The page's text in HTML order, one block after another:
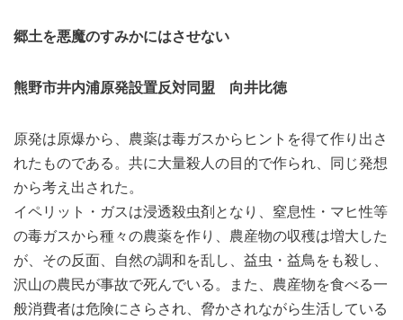
郷土を悪魔のすみかにはさせない
熊野市井内浦原発設置反対同盟 向井比徳
原発は原爆から、農薬は毒ガスからヒントを得て作り出さ
れたものである。共に大量殺人の目的で作られ、同じ発想
から考え出された。
イペリット・ガスは浸透殺虫剤となり、窒息性・マヒ性等
の毒ガスから種々の農薬を作り、農産物の収穫は増大した
が、その反面、自然の調和を乱し、益虫・益鳥をも殺し、
沢山の農民が事故で死んでいる。また、農産物を食べる一
般消費者は危険にさらされ、脅かされながら生活している